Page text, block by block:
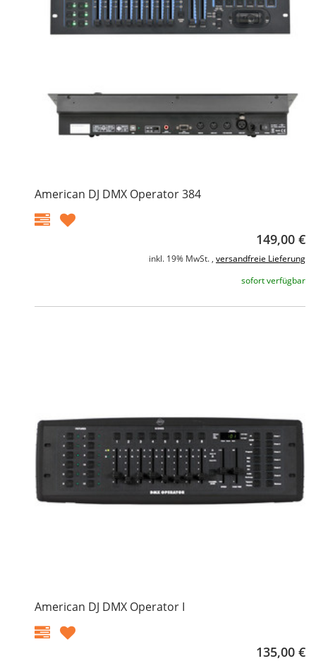
American DJ DMX Operator 384
149,00 €
inkl. 19% MwSt. , versandfreie Lieferung
sofort verfügbar
American DJ DMX Operator I
135,00 €